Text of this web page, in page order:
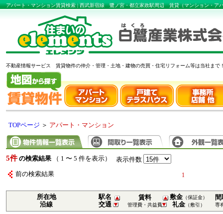
アパート・マンション賃貸検索 | 西武新宿線 鷺ノ宮・都立家政駅周辺 賃貸（マンション・ア
不動産情報サービス 賃貸物件の仲介・管理・土地・建物の売買・住宅リフォーム等は当社まで
TOPページ ＞ アパート・マンション
5件 の検索結果 （ 1 〜 5 件を表示） 表示件数
前の検索結果 1
所在地
沿線
駅名
交通
賃料
管理費・共益費
敷金 （保証金）
礼金 （敷引） 専